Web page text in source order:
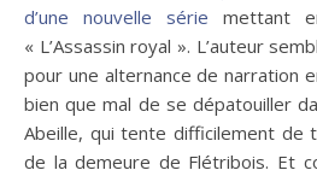
d’une nouvelle série mettant
« L’Assassin royal ». L’auteur
pour une alternance de narration
bien que mal de se dépatouiller
Abeille, qui tente difficilement de
de la demeure de Flétribois. Et